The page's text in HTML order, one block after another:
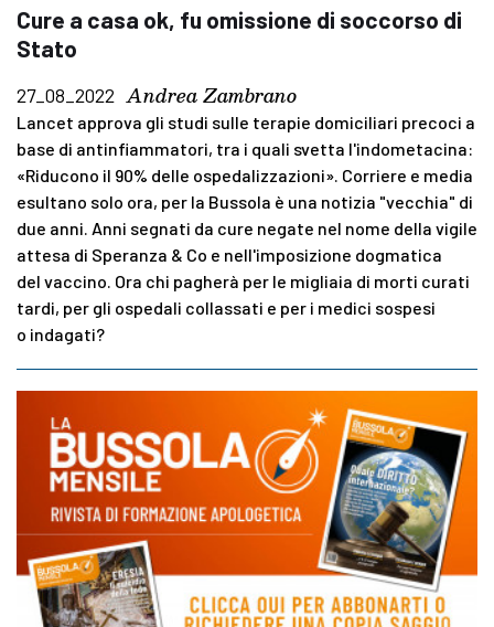
Cure a casa ok, fu omissione di soccorso di
Stato
27_08_2022 Andrea Zambrano
Lancet approva gli studi sulle terapie domiciliari precoci a
base di antinfiammatori, tra i quali svetta l'indometacina:
«Riducono il 90% delle ospedalizzazioni». Corriere e media
esultano solo ora, per la Bussola è una notizia "vecchia" di
due anni. Anni segnati da cure negate nel nome della vigile
attesa di Speranza & Co e nell'imposizione dogmatica
del vaccino. Ora chi pagherà per le migliaia di morti curati
tardi, per gli ospedali collassati e per i medici sospesi
o indagati?